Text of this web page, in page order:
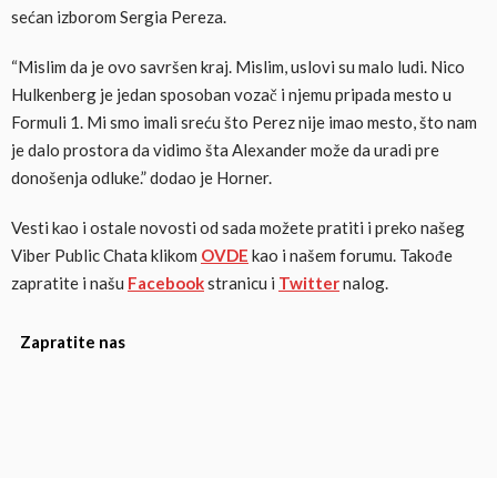
sećan izborom Sergia Pereza.
“Mislim da je ovo savršen kraj. Mislim, uslovi su malo ludi. Nico
Hulkenberg je jedan sposoban vozač i njemu pripada mesto u
Formuli 1. Mi smo imali sreću što Perez nije imao mesto, što nam
je dalo prostora da vidimo šta Alexander može da uradi pre
donošenja odluke.” dodao je Horner.
Vesti kao i ostale novosti od sada možete pratiti i preko našeg
Viber Public Chata klikom OVDE kao i našem forumu. Takođe
zapratite i našu Facebookstranicu i Twitternalog.
Zapratite nas